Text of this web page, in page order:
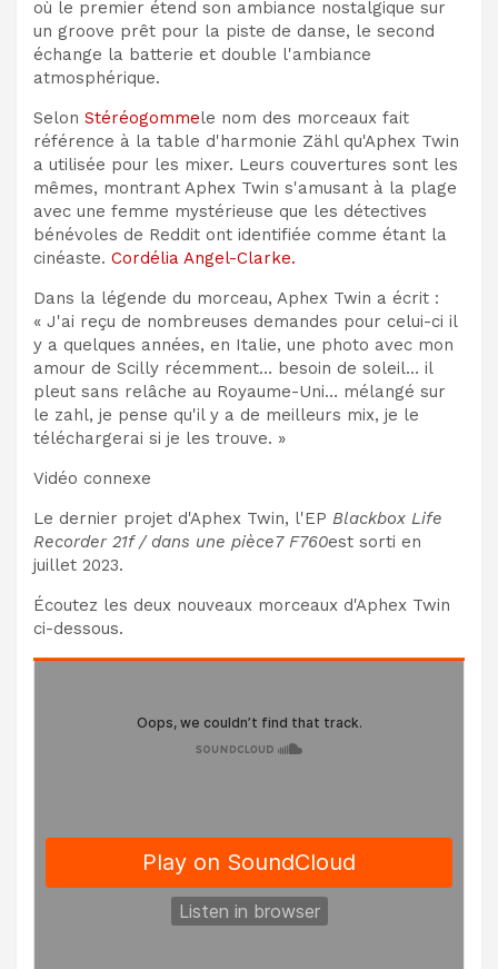
où le premier étend son ambiance nostalgique sur
un groove prêt pour la piste de danse, le second
échange la batterie et double l'ambiance
atmosphérique.
Selon Stéréogommele nom des morceaux fait
référence à la table d'harmonie Zähl qu'Aphex Twin
a utilisée pour les mixer. Leurs couvertures sont les
mêmes, montrant Aphex Twin s'amusant à la plage
avec une femme mystérieuse que les détectives
bénévoles de Reddit ont identifiée comme étant la
cinéaste. Cordélia Angel-Clarke.
Dans la légende du morceau, Aphex Twin a écrit :
« J'ai reçu de nombreuses demandes pour celui-ci il
y a quelques années, en Italie, une photo avec mon
amour de Scilly récemment… besoin de soleil… il
pleut sans relâche au Royaume-Uni… mélangé sur
le zahl, je pense qu'il y a de meilleurs mix, je le
téléchargerai si je les trouve. »
Vidéo connexe
Le dernier projet d'Aphex Twin, l'EP Blackbox Life
Recorder 21f / dans une pièce7 F760est sorti en
juillet 2023.
Écoutez les deux nouveaux morceaux d'Aphex Twin
ci-dessous.